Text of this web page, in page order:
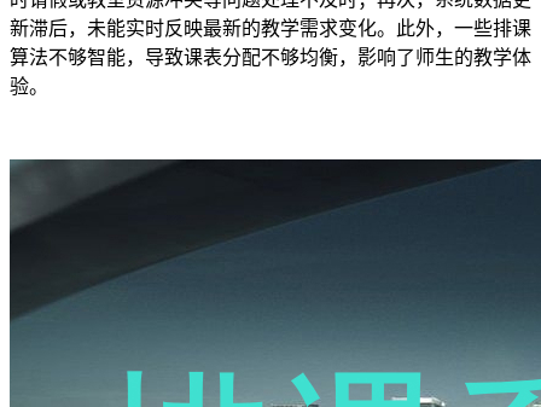
新滞后，未能实时反映最新的教学需求变化。此外，一些排课
算法不够智能，导致课表分配不够均衡，影响了师生的教学体
验。